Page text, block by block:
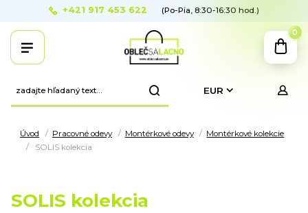
EUR
+421 917 453 622 (Po-Pia, 8:30-16:30 hod.)
0
Úvod Pracovné odevy Montérkové odevy
Montérkové kolekcie
SOLIS kolekcia
SOLIS kolekcia